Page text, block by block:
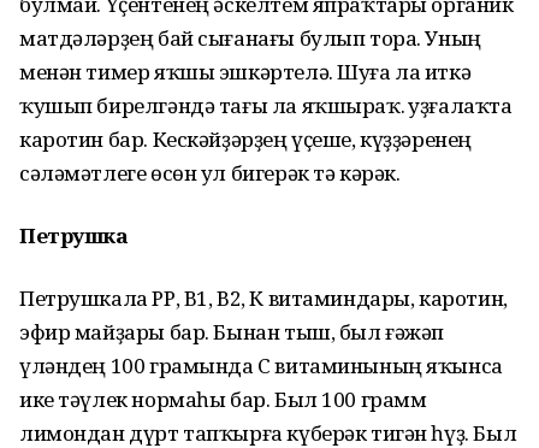
матдәләрҙең бай сығанағы булып тора. Уның
менән тимер яҡшы эшкәртелә. Шуға ла иткә
ҡушып бирелгәндә тағы ла яҡшыраҡ. Ҡуҙғалаҡта
каротин бар. Кес­кәй­ҙәрҙең үҫеше, күҙҙәренең
сәләмәтлеге өсөн ул бигерәк тә кәрәк.
Петрушка
Петрушкала РР, В1, В2, К витаминдары, каротин,
эфир май­ҙары бар. Бынан тыш, был ғәжәп
үләндең 100 грамында С витаминының яҡынса
ике тәүлек нормаһы бар. Был 100 грамм
лимондан дүрт тапҡырға күберәк тигән һүҙ. Был